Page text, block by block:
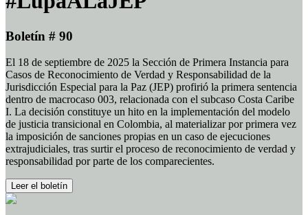
Boletín # 90
El 18 de septiembre de 2025 la Sección de Primera Instancia para
Casos de Reconocimiento de Verdad y Responsabilidad de la
Jurisdicción Especial para la Paz (JEP) profirió la primera sentencia
dentro de macrocaso 003, relacionada con el subcaso Costa Caribe
I. La decisión constituye un hito en la implementación del modelo
de justicia transicional en Colombia, al materializar por primera vez
la imposición de sanciones propias en un caso de ejecuciones
extrajudiciales, tras surtir el proceso de reconocimiento de verdad y
responsabilidad por parte de los comparecientes.
Leer el boletín